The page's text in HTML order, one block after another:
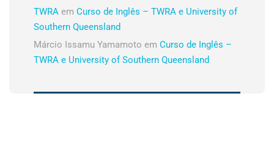
TWRA em Curso de Inglês – TWRA e University of
Southern Queensland
Márcio Issamu Yamamoto em Curso de Inglês –
TWRA e University of Southern Queensland